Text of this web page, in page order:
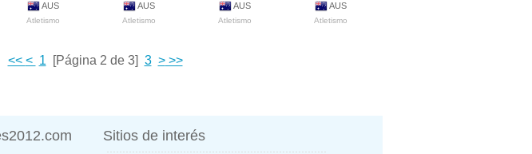
AUS
Atletismo
AUS
Atletismo
AUS
Atletismo
AUS
Atletismo
<< < 1 [Página 2 de 3] 3 >>>
Sitios de interés